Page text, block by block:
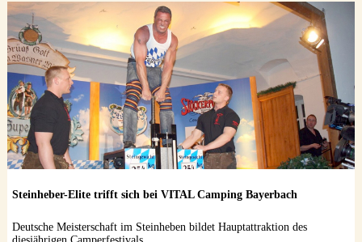
Steinheber-Elite trifft sich bei VITAL Camping Bayerbach
Deutsche Meisterschaft im Steinheben bildet Hauptattraktion des